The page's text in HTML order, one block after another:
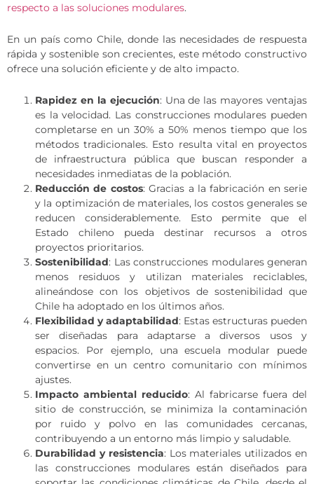
respecto a las soluciones modulares.
En un país como Chile, donde las necesidades de respuesta
rápida y sostenible son crecientes, este método constructivo
ofrece una solución eficiente y de alto impacto.
Rapidez en la ejecución: Una de las mayores ventajas
es la velocidad. Las construcciones modulares pueden
completarse en un 30% a 50% menos tiempo que los
métodos tradicionales. Esto resulta vital en proyectos
de infraestructura pública que buscan responder a
necesidades inmediatas de la población.
Reducción de costos: Gracias a la fabricación en serie
y la optimización de materiales, los costos generales se
reducen considerablemente. Esto permite que el
Estado chileno pueda destinar recursos a otros
proyectos prioritarios.
Sostenibilidad: Las construcciones modulares generan
menos residuos y utilizan materiales reciclables,
alineándose con los objetivos de sostenibilidad que
Chile ha adoptado en los últimos años.
Flexibilidad y adaptabilidad: Estas estructuras pueden
ser diseñadas para adaptarse a diversos usos y
espacios. Por ejemplo, una escuela modular puede
convertirse en un centro comunitario con mínimos
ajustes.
Impacto ambiental reducido: Al fabricarse fuera del
sitio de construcción, se minimiza la contaminación
por ruido y polvo en las comunidades cercanas,
contribuyendo a un entorno más limpio y saludable.
Durabilidad y resistencia: Los materiales utilizados en
las construcciones modulares están diseñados para